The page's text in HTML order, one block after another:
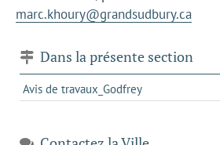
marc.khoury@grandsudbury.ca
Dans la présente section
Avis de travaux_Godfrey